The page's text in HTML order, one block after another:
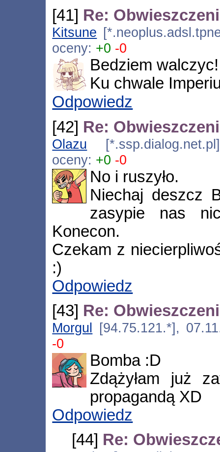
[41] Re:
Kitsune
oceny: +0 -0
Bedziem walczyc!
Ku chwale
Odpowiedz
[42] Re:
Olazu
oceny: +0 -0
No i ruszyło.
Niechaj deszcz
zasypie nas
Konecon.
Czekam z
:)
Odpowiedz
[43] Re:
Morgul [94.75.121.*],
-0
Bomba :D
Zdążyłam już
propagandą XD
Odpowiedz
[44] Re: